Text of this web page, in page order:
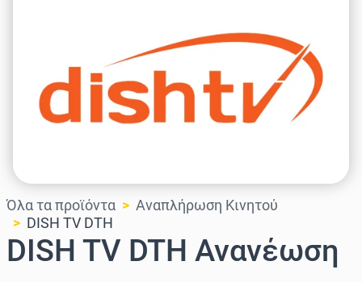
Όλα τα προϊόντα
Αναπλήρωση Κινητού
DISH TV DTH
DISH TV DTH Ανανέωση